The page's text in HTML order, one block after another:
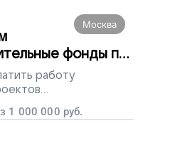
Москва
фонды по
работу
организаций
1 000 000 руб.